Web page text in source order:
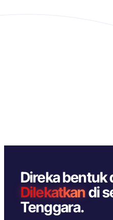
Direka bentuk
Dilekatkandi
Tenggara.